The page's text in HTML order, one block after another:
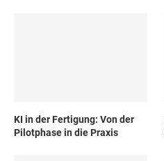
KI in der Fertigung: Von der
Pilotphase in die Praxis